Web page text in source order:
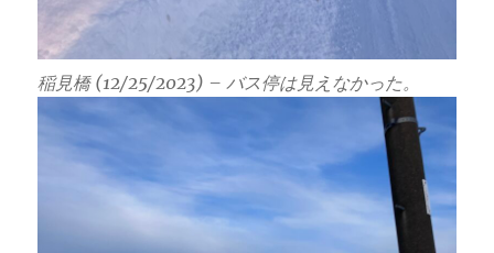
稲見橋 (12/25/2023) – バス停は見えなかった。